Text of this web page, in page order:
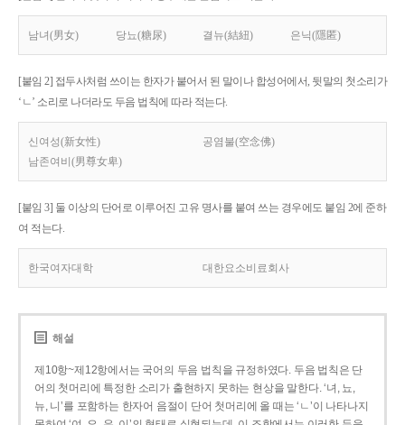
남녀(男女) 당뇨(糖尿) 결뉴(結紐) 은닉(隱匿)
[붙임 2] 접두사처럼 쓰이는 한자가 붙어서 된 말이나 합성어에서, 뒷말의 첫소리가
‘ㄴ’ 소리로 나더라도 두음 법칙에 따라 적는다.
신여성(新女性)
공염불(空念佛)
남존여비(男尊女卑)
[붙임 3] 둘 이상의 단어로 이루어진 고유 명사를 붙여 쓰는 경우에도 붙임 2에 준하
여 적는다.
한국여자대학 대한요소비료회사
해설
제10항~제12항에서는 국어의 두음 법칙을 규정하였다. 두음 법칙은 단
어의 첫머리에 특정한 소리가 출현하지 못하는 현상을 말한다. ‘녀, 뇨,
뉴, 니’를 포함하는 한자어 음절이 단어 첫머리에 올 때는 ‘ㄴ’이 나타나지